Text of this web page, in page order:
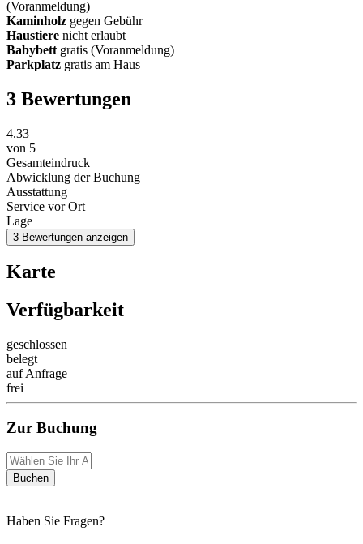
(Voranmeldung)
Kaminholz gegen Gebühr
Haustiere nicht erlaubt
Babybett gratis (Voranmeldung)
Parkplatz gratis am Haus
3 Bewertungen
4.33
von 5
Gesamteindruck
Abwicklung der Buchung
Ausstattung
Service vor Ort
Lage
3 Bewertungen anzeigen
Karte
Verfügbarkeit
geschlossen
belegt
auf Anfrage
frei
Zur Buchung
Buchen
Haben Sie Fragen?